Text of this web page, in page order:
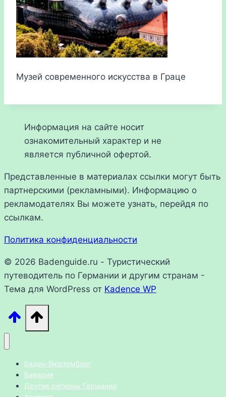
Музей современного искусства в Граце
Информация на сайте носит
ознакомительный характер и не
является публичной офертой.
Представленные в материалах ссылки могут быть
партнерскими (рекламными). Информацию о
рекламодателях Вы можете узнать, перейдя по
ссылкам.
Политика конфиденциальности
© 2026 Badenguide.ru - Туристический
путеводитель по Германии и другим странам -
Тема для WordPress от Kadence WP
Баден-Вюртемберг
Бавария
Другие регионы Германии